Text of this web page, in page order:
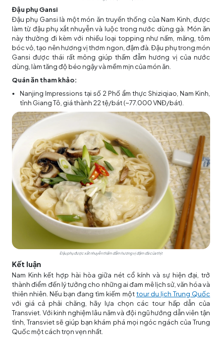
Đậu phụ Gansi
Đậu phụ Gansi là một món ăn truyền thống của Nam Kinh, được
làm từ đậu phụ xắt nhuyễn và luộc trong nước dùng gà. Món ăn
này thường đi kèm với nhiều loại topping như nấm, măng, tôm
bóc vỏ, tạo nên hương vị thơm ngon, đậm đà. Đậu phụ trong món
Gansi được thái rất mỏng giúp thấm đẫm hương vị của nước
dùng, làm tăng độ béo ngậy và mềm mịn của món ăn.
Quán ăn tham khảo:
Nanjing Impressions tại số 2 Phố ẩm thực Shiziqiao, Nam Kinh,
tỉnh Giang Tô, giá thành 22 tệ/bát (~77.000 VNĐ/bát).
Đậu phụ được xắt nhuyễn thấm đẫm hương vị đậm đà của thịt
Kết luận
Nam Kinh kết hợp hài hòa giữa nét cổ kính và sự hiện đại, trở
thành điểm đến lý tưởng cho những ai đam mê lịch sử, văn hóa và
thiên nhiên. Nếu bạn đang tìm kiếm mộttour du lịch Trung Quốc
với giá cả phải chăng, hãy lựa chọn các tour hấp dẫn của
Transviet. Với kinh nghiệm lâu năm và đội ngũ hướng dẫn viên tận
tình, Transviet sẽ giúp bạn khám phá mọi ngóc ngách của Trung
Quốc một cách trọn vẹn nhất.